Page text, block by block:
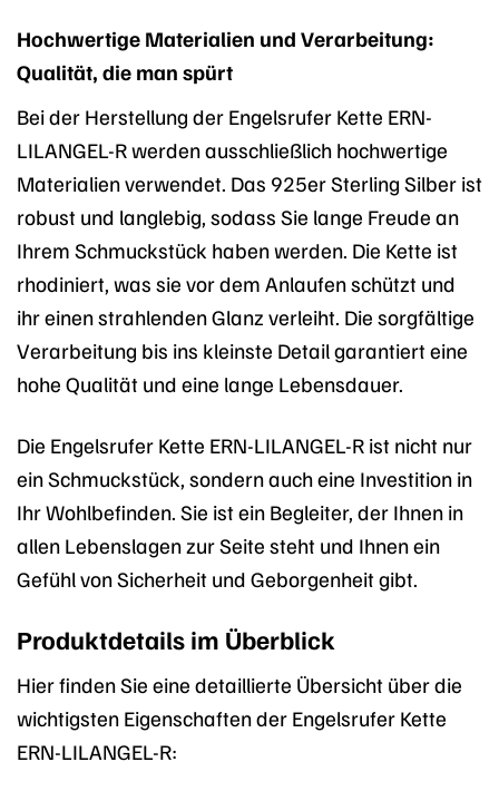
Hochwertige Materialien und Verarbeitung:
Qualität, die man spürt
Bei der Herstellung der Engelsrufer Kette ERN-
LILANGEL-R werden ausschließlich hochwertige
Materialien verwendet. Das 925er Sterling Silber ist
robust und langlebig, sodass Sie lange Freude an
Ihrem Schmuckstück haben werden. Die Kette ist
rhodiniert, was sie vor dem Anlaufen schützt und
ihr einen strahlenden Glanz verleiht. Die sorgfältige
Verarbeitung bis ins kleinste Detail garantiert eine
hohe Qualität und eine lange Lebensdauer.
Die Engelsrufer Kette ERN-LILANGEL-R ist nicht nur
ein Schmuckstück, sondern auch eine Investition in
Ihr Wohlbefinden. Sie ist ein Begleiter, der Ihnen in
allen Lebenslagen zur Seite steht und Ihnen ein
Gefühl von Sicherheit und Geborgenheit gibt.
Produktdetails im Überblick
Hier finden Sie eine detaillierte Übersicht über die
wichtigsten Eigenschaften der Engelsrufer Kette
ERN-LILANGEL-R: